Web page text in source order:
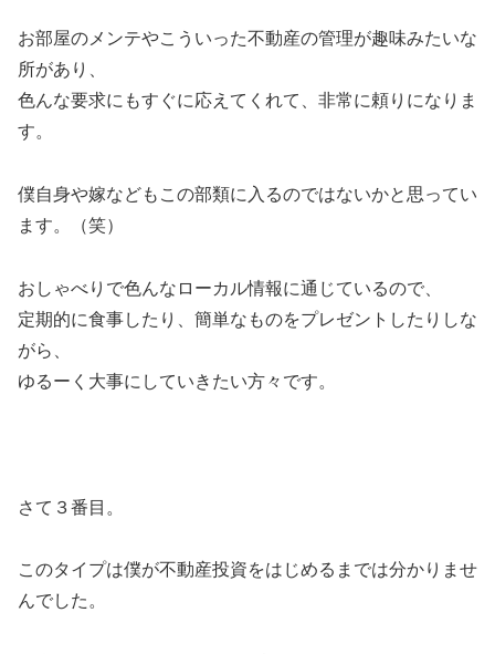
お部屋のメンテやこういった不動産の管理が趣味みたいな
所があり、
色んな要求にもすぐに応えてくれて、非常に頼りになりま
す。
僕自身や嫁などもこの部類に入るのではないかと思ってい
ます。（笑）
おしゃべりで色んなローカル情報に通じているので、
定期的に食事したり、簡単なものをプレゼントしたりしな
がら、
ゆるーく大事にしていきたい方々です。
さて３番目。
このタイプは僕が不動産投資をはじめるまでは分かりませ
んでした。